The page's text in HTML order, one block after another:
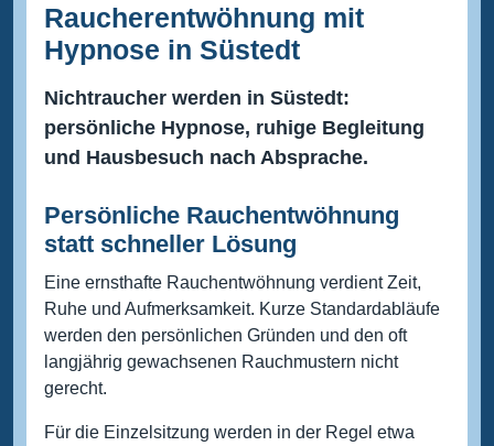
Raucherentwöhnung mit
Hypnose in Süstedt
Nichtraucher werden in Süstedt:
persönliche Hypnose, ruhige Begleitung
und Hausbesuch nach Absprache.
Persönliche Rauchentwöhnung
statt schneller Lösung
Eine ernsthafte Rauchentwöhnung verdient Zeit,
Ruhe und Aufmerksamkeit. Kurze Standardabläufe
werden den persönlichen Gründen und den oft
langjährig gewachsenen Rauchmustern nicht
gerecht.
Für die Einzelsitzung werden in der Regel etwa